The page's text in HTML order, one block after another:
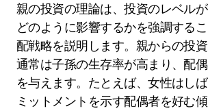
親の投資の理論は、投資のレベル
どのように影響するかを強調する
配戦略を説明します。親からの投資
通常は子孫の生存率が高まり、配
を与えます。たとえば、女性はし
ミットメントを示す配偶者を好む